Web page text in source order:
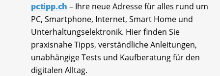
pctipp.ch – Ihre neue Adresse für alles rund um
PC, Smartphone, Internet, Smart Home und
Unterhaltungselektronik. Hier finden Sie
praxisnahe Tipps, verständliche Anleitungen,
unabhängige Tests und Kaufberatung für den
digitalen Alltag.